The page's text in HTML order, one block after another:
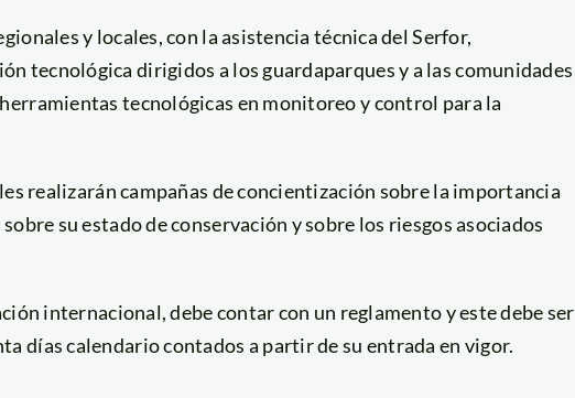
y locales, con la asistencia técnica del Serfor,
tecnológica dirigidos a los guardaparques y a las comunidades
tecnológicas en monitoreo y control para la
realizarán campañas de concientización sobre la importancia
su estado de conservación y sobre los riesgos asociados
internacional, debe contar con un reglamento y este debe ser
días calendario contados a partir de su entrada en vigor.